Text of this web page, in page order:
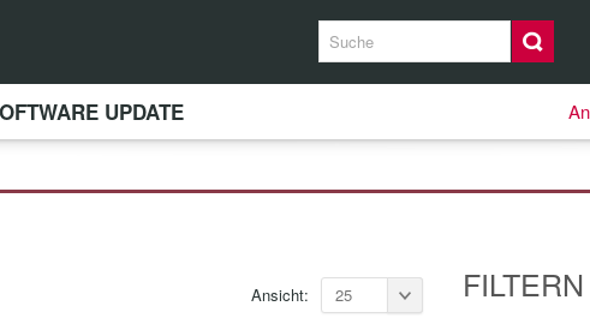
UPDATE
Ansicht: 25